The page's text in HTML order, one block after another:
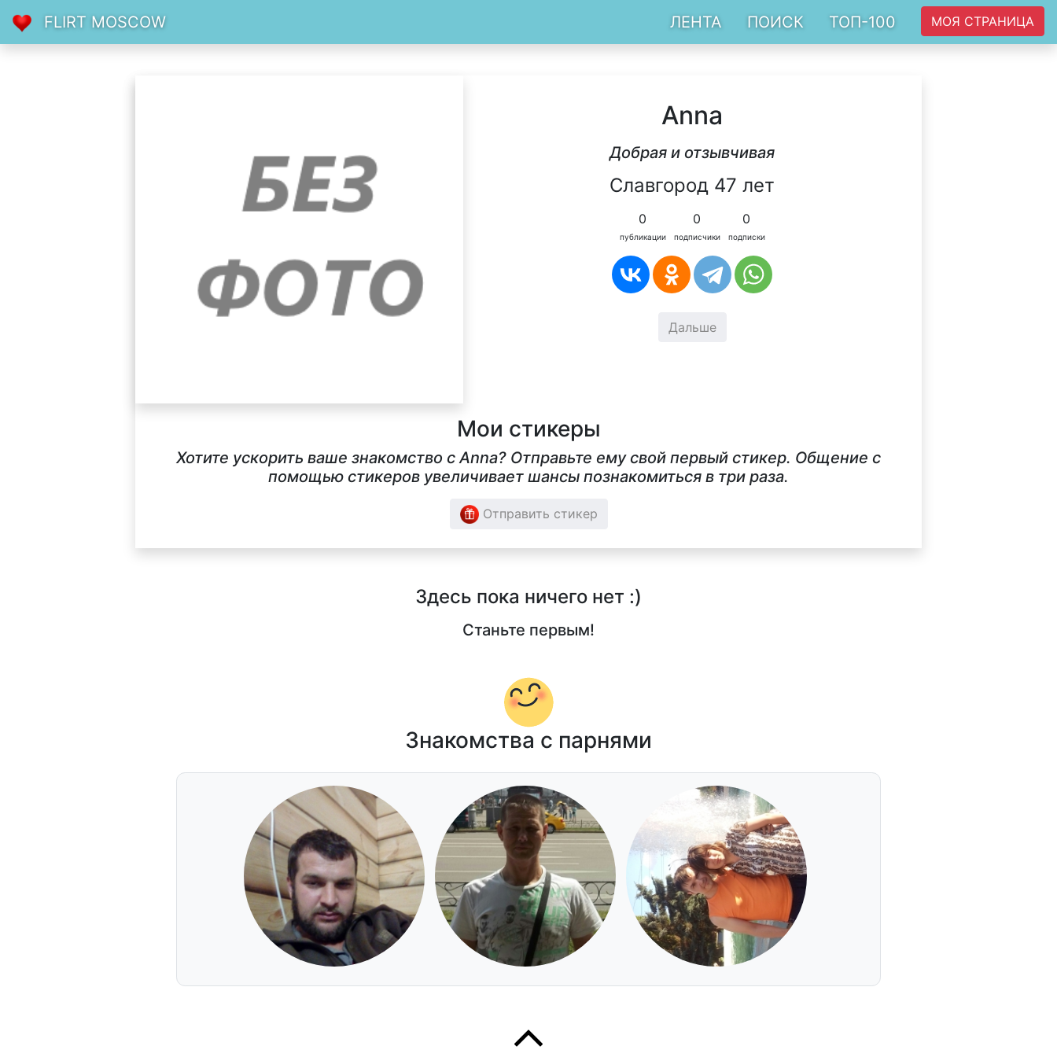
FLIRT MOSCOW ЛЕНТА ПОИСК ТОП-100 МОЯ СТРАНИЦА
Anna
Добрая и отзывчивая
Славгород 47 лет
0
публикации
0
подписчики
0
подписки
Дальше
Мои стикеры
Хотите ускорить ваше знакомство с Anna? Отправьте ему свой первый стикер. Общение с
помощью стикеров увеличивает шансы познакомиться в три раза.
Отправить стикер
Здесь пока ничего нет :)
Станьте первым!
Знакомства с парнями